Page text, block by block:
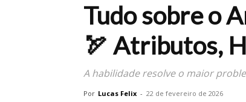
Tudo sobre o
🏹 Atributos,
A habilidade resolve o maior
Por Lucas Felix - 22 de fevereiro de 2026